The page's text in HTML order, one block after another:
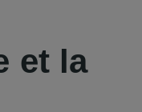
et la